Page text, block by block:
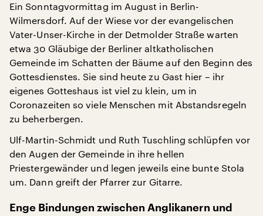
Ein Sonntagvormittag im August in Berlin-
Wilmersdorf. Auf der Wiese vor der evangelischen
Vater-Unser-Kirche in der Detmolder Straße warten
etwa 30 Gläubige der Berliner altkatholischen
Gemeinde im Schatten der Bäume auf den Beginn des
Gottesdienstes. Sie sind heute zu Gast hier – ihr
eigenes Gotteshaus ist viel zu klein, um in
Coronazeiten so viele Menschen mit Abstandsregeln
zu beherbergen.
Ulf-Martin-Schmidt und Ruth Tuschling schlüpfen vor
den Augen der Gemeinde in ihre hellen
Priestergewänder und legen jeweils eine bunte Stola
um. Dann greift der Pfarrer zur Gitarre.
Enge Bindungen zwischen Anglikanern und